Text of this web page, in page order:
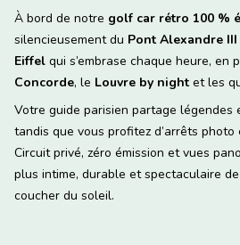
À bord de notre golf car rétro 100 %
silencieusement du Pont Alexandre III
Eiffel qui s’embrase chaque heure, en
Concorde, le Louvre by night et les
Votre guide parisien partage légendes
tandis que vous profitez d’arrêts
Circuit privé, zéro émission et vues
plus intime, durable et spectaculaire
coucher du soleil.